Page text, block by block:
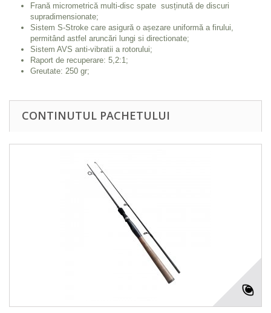
Frană micrometrică multi-disc spate susținută de discuri
supradimensionate;
Sistem S-Stroke care asigură o așezare uniformă a firului,
permitând astfel aruncări lungi si directionate;
Sistem AVS anti-vibratii a rotorului;
Raport de recuperare: 5,2:1;
Greutate: 250 gr;
CONTINUTUL PACHETULUI